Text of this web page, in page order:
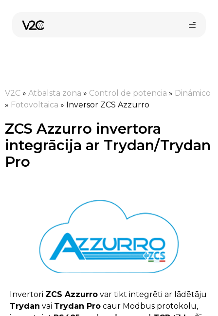
content
Pirkt tiešsaistē
V2C » Atbalsta zona » Control de potencia » Dinámico
» Fotovoltaica » Inversor ZCS Azzurro
ZCS Azzurro invertora
integrācija ar Trydan/Trydan
Pro
Invertori ZCS Azzurro var tikt integrēti ar lādētāju
Trydan vai Trydan Pro caur Modbus protokolu,